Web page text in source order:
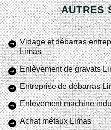
AUTRES
Vidage et débarras
Limas
Enlèvement de gravats
Entreprise de débarras
Enlèvement machine
Achat métaux Limas